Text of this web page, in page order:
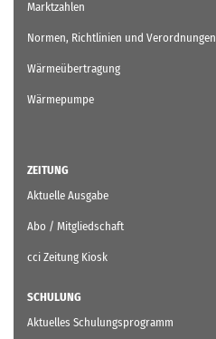
Marktzahlen
Normen, Richtlinien und Verordnungen
Wärmeübertragung
Wärmepumpe
ZEITUNG
Aktuelle Ausgabe
Abo / Mitgliedschaft
cci Zeitung Kiosk
SCHULUNG
Aktuelles Schulungsprogramm